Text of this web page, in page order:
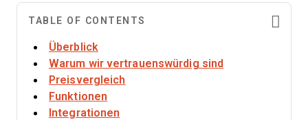
TABLE OF CONTENTS
Überblick
Warum wir vertrauenswürdig sind
Preisvergleich
Funktionen
Integrationen